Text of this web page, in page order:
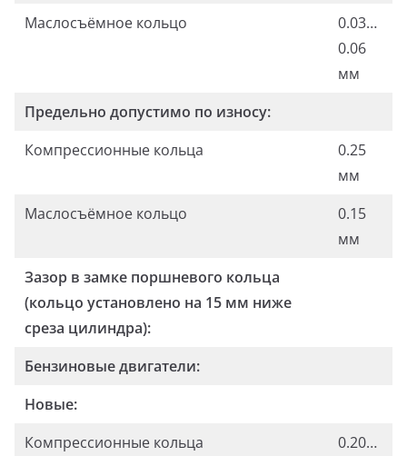
Маслосъёмное кольцо
0.03…
0.06
мм
Предельно допустимо по износу:
Компрессионные кольца
0.25
мм
Маслосъёмное кольцо
0.15
мм
Зазор в замке поршневого кольца
(кольцо установлено на 15 мм ниже
среза цилиндра):
Бензиновые двигатели:
Новые:
Компрессионные кольца
0.20…